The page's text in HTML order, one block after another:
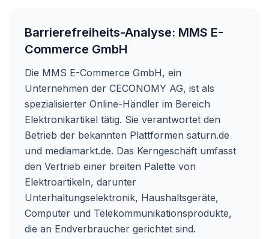
Barrierefreiheits-Analyse: MMS E-
Commerce GmbH
Die MMS E-Commerce GmbH, ein
Unternehmen der CECONOMY AG, ist als
spezialisierter Online-Händler im Bereich
Elektronikartikel tätig. Sie verantwortet den
Betrieb der bekannten Plattformen saturn.de
und mediamarkt.de. Das Kerngeschäft umfasst
den Vertrieb einer breiten Palette von
Elektroartikeln, darunter
Unterhaltungselektronik, Haushaltsgeräte,
Computer und Telekommunikationsprodukte,
die an Endverbraucher gerichtet sind.